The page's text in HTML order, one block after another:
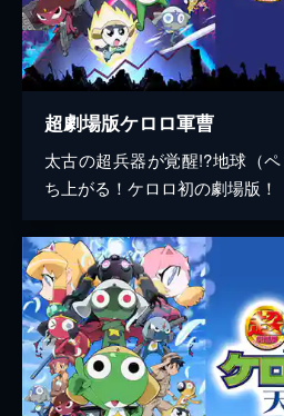
超劇場版ケロロ軍曹
太古の超兵器が覚醒!?地球（
ち上がる！ケロロ初の劇場版！